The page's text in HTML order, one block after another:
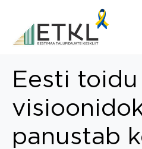
Eesti toidu
panustab